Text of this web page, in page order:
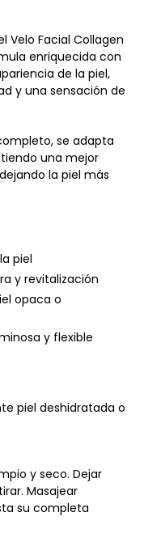
Velo Facial Collagen
enriquecida con
de la piel,
y una sensación de
se adapta
una mejor
la piel más
piel
y revitalización
opaca o
y flexible
piel deshidratada o
y seco. Dejar
Masajear
su completa